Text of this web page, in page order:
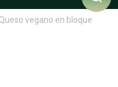
Queso vegano en bloque